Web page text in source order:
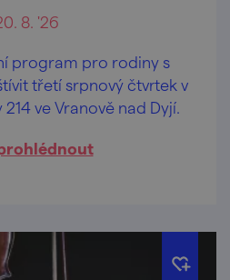
8. '26
program pro rodiny s
třetí srpnový čtvrtek v
ve Vranově nad Dyjí.